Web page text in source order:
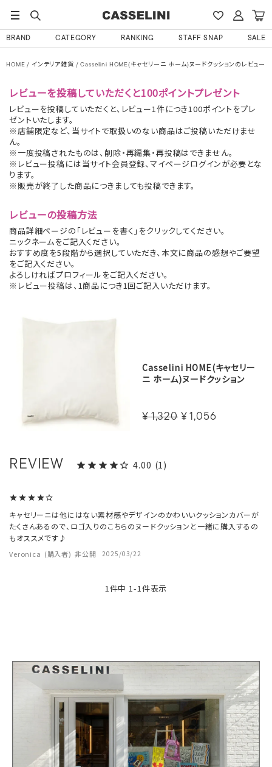
BRAND CATEGORY RANKING STAFF SNAP SALE
HOME インテリア雑貨 Casselini HOME(キャセリーニ ホーム)ヌードクッションのレビュー
レビューを投稿していただくと100ポイントプレゼント
レビューを投稿していただくと、レビュー1件につき100ポイントをプレ
ゼントいたします。
※店舗限定など、当サイトで取扱いのない商品はご投稿いただけませ
ん。
※一度投稿されたものは、削除・再編集・再投稿はできません。
※レビュー投稿には当サイト会員登録、マイページログインが必要とな
ります。
※販売が終了した商品につきましても投稿できます。
レビューの投稿方法
商品詳細ページの「レビューを書く」をクリックしてください。
ニックネームをご記入ください。
おすすめ度を5段階から選択していただき、本文に商品の感想やご要望
をご記入ください。
よろしければプロフィールをご記入ください。
※レビュー投稿は、1商品につき1回ご記入いただけます。
Casselini HOME(キャセリー
ニ ホーム)ヌードクッション
¥ 1,320 ¥ 1,056
4.00 1
Veronica 購入者 非公開 2025/03/22
キャセリーニは他にはない素材感やデザインのかわいいクッションカバーが
たくさんあるので、ロゴ入りのこちらのヌードクッションと一緒に購入するの
もオススメです♪
1件中 1-1件表示